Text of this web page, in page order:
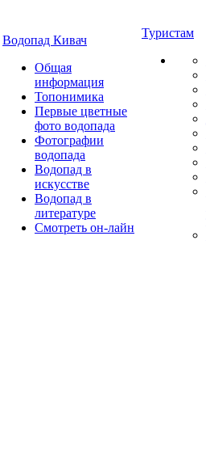
Водопад Кивач
Общая
информация
Топонимика
Первые цветные
фото водопада
Фотографии
водопада
Водопад в
искусстве
Водопад в
литературе
Смотреть он-лайн
Туристам